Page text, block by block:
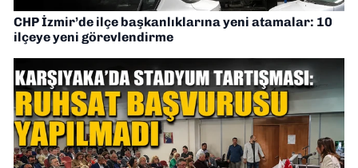
CHP İzmir’de ilçe başkanlıklarına yeni atamalar: 10
ilçeye yeni görevlendirme